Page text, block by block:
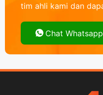
tim ahli kami dan
Chat Whatsapp